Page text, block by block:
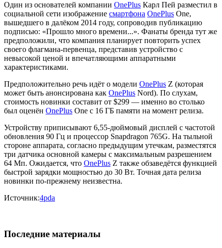
Один из основателей компании OnePlus Карл Пей разместил в
социальной сети изображение смартфона OnePlus One,
вышедшего в далёком 2014 году, сопроводив публикацию
подписью: «Прошло много времени...». Фанаты бренда тут же
предположили, что компания планирует повторить успех
своего флагмана-первенца, представив устройство с
невысокой ценой и впечатляющими аппаратными
характеристиками.
Предположительно речь идёт о модели OnePlus Z (которая
может быть анонсирована как OnePlus Nord). По слухам,
стоимость новинки составит от $299 — именно во столько
был оценён OnePlus One с 16 ГБ памяти на момент релиза.
Устройству приписывают 6,55-дюймовый дисплей с частотой
обновления 90 Гц и процессор Snapdragon 765G. На тыльной
стороне аппарата, согласно предыдущим утечкам, разместятся
три датчика основной камеры с максимальным разрешением
64 Мп. Ожидается, что OnePlus Z также обзаведётся функцией
быстрой зарядки мощностью до 30 Вт. Точная дата релиза
новинки по-прежнему неизвестна.
Источник:4pda
Последние материалы